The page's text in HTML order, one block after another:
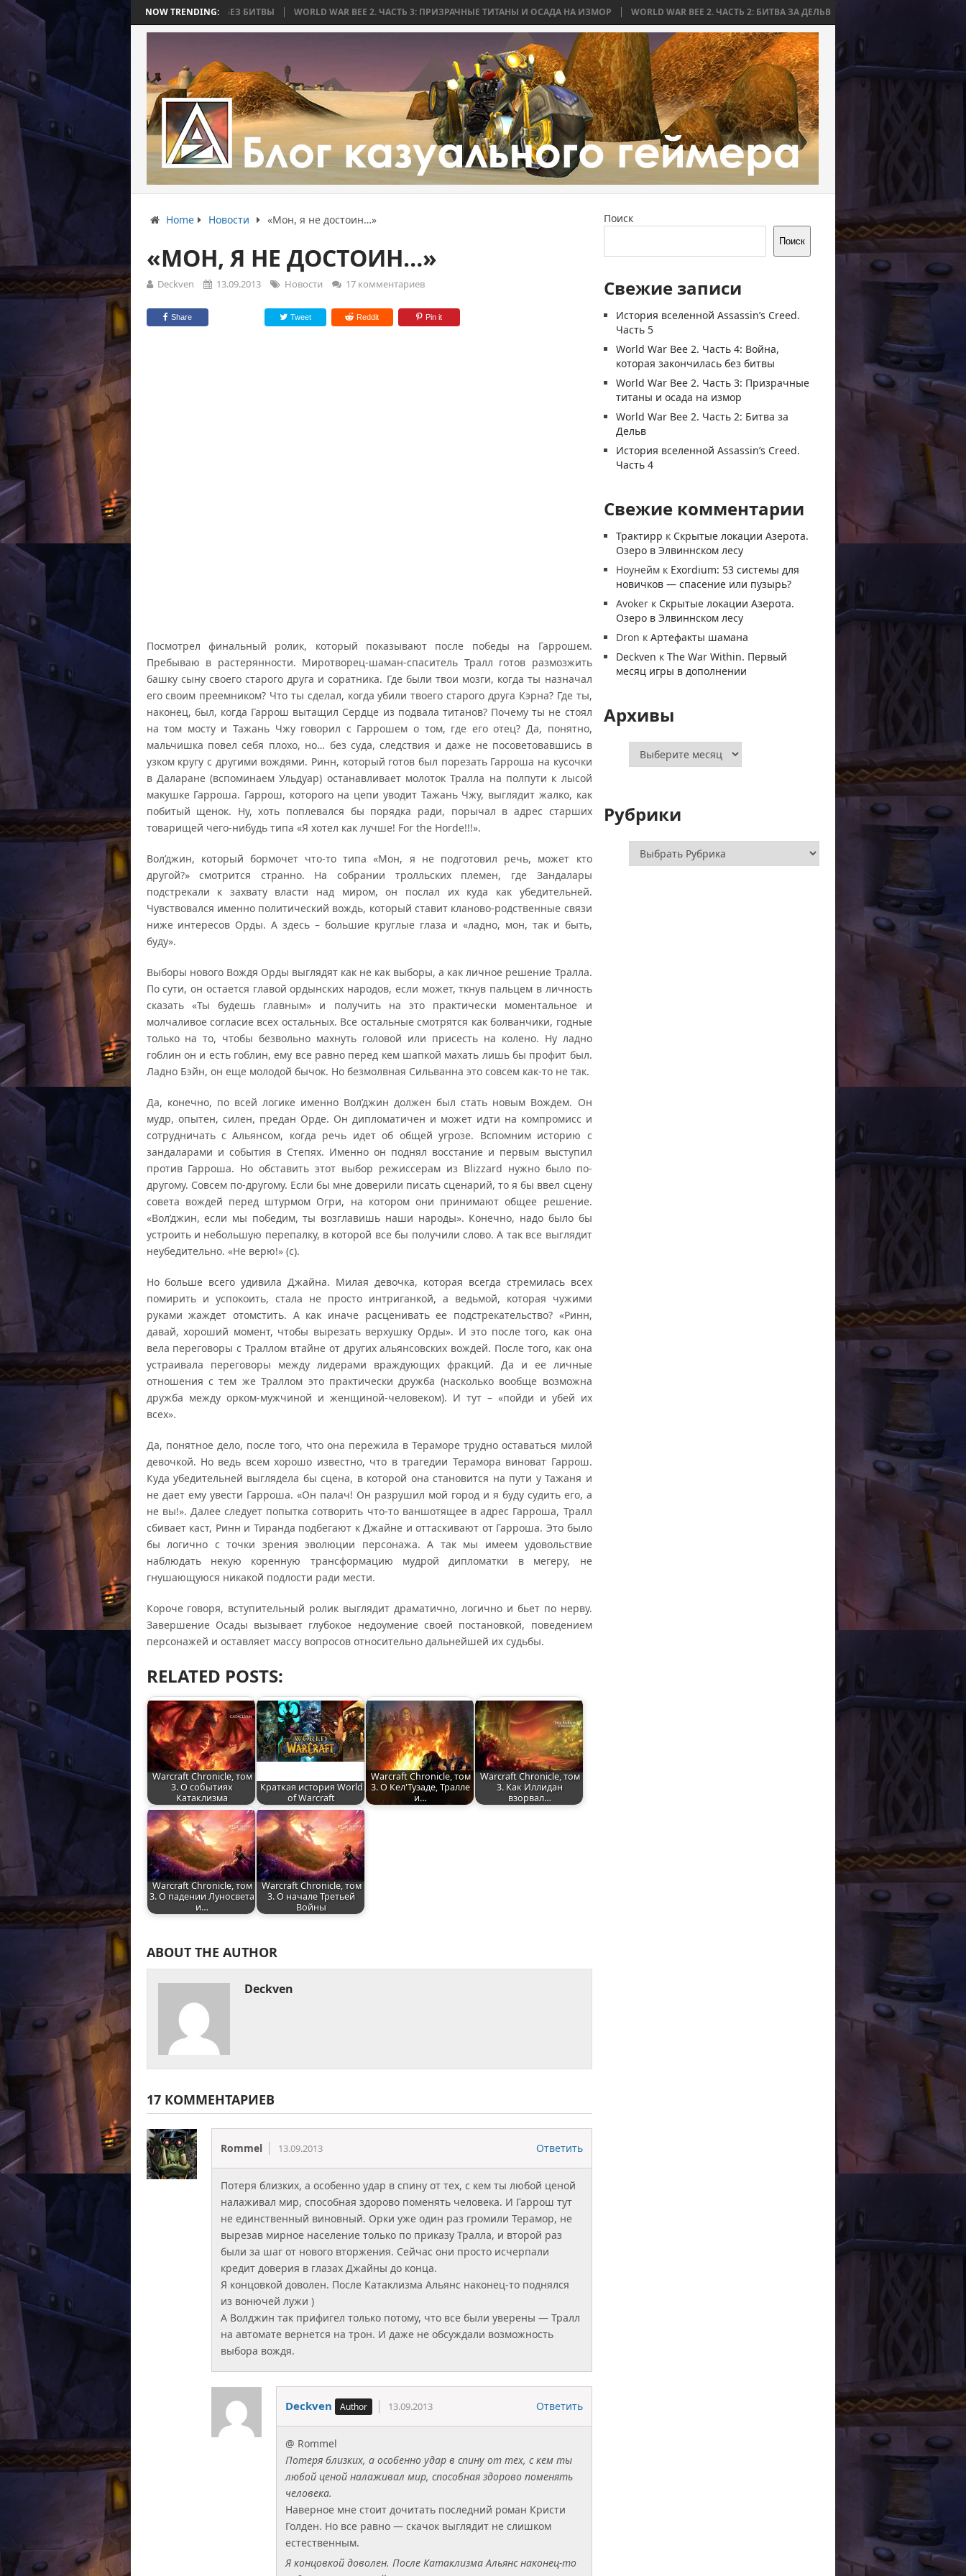
NOW TRENDING:
4: ВОЙНА, КОТОРАЯ ЗАКОНЧИЛАСЬ БЕЗ БИТВЫ WORLD WAR BEE 2. ЧАСТЬ 3: ПРИЗРАЧНЫЕ ТИТАНЫ И ОСАДА НА ИЗМОР WORLD WAR BEE 2. ЧАСТЬ 2: БИТВА ЗА ДЕЛЬВ WORLD WAR BEE 2. ЧАСТЬ 1:
Home Новости «Мон, я не достоин…»
«МОН, Я НЕ ДОСТОИН…»
Deckven 13.09.2013 Новости 17 комментариев
Share Tweet Reddit Pin it
Посмотрел финальный ролик, который показывают после победы на Гаррошем.
Пребываю в растерянности. Миротворец-шаман-спаситель Тралл готов размозжить
башку сыну своего старого друга и соратника. Где были твои мозги, когда ты назначал
его своим преемником? Что ты сделал, когда убили твоего старого друга Кэрна? Где ты,
наконец, был, когда Гаррош вытащил Сердце из подвала титанов? Почему ты не стоял
на том мосту и Тажань Чжу говорил с Гаррошем о том, где его отец? Да, понятно,
мальчишка повел себя плохо, но… без суда, следствия и даже не посоветовавшись в
узком кругу с другими вождями. Ринн, который готов был порезать Гарроша на кусочки
в Даларане (вспоминаем Ульдуар) останавливает молоток Тралла на полпути к лысой
макушке Гарроша. Гаррош, которого на цепи уводит Тажань Чжу, выглядит жалко, как
побитый щенок. Ну, хоть поплевался бы порядка ради, порычал в адрес старших
товарищей чего-нибудь типа «Я хотел как лучше! For the Horde!!!».
Вол’джин, который бормочет что-то типа «Мон, я не подготовил речь, может кто
другой?» смотрится странно. На собрании тролльских племен, где Зандалары
подстрекали к захвату власти над миром, он послал их куда как убедительней.
Чувствовался именно политический вождь, который ставит кланово-родственные связи
ниже интересов Орды. А здесь – большие круглые глаза и «ладно, мон, так и быть,
буду».
Выборы нового Вождя Орды выглядят как не как выборы, а как личное решение Тралла.
По сути, он остается главой ордынских народов, если может, ткнув пальцем в личность
сказать «Ты будешь главным» и получить на это практически моментальное и
молчаливое согласие всех остальных. Все остальные смотрятся как болванчики, годные
только на то, чтобы безвольно махнуть головой или присесть на колено. Ну ладно
гоблин он и есть гоблин, ему все равно перед кем шапкой махать лишь бы профит был.
Ладно Бэйн, он еще молодой бычок. Но безмолвная Сильванна это совсем как-то не так.
Да, конечно, по всей логике именно Вол’джин должен был стать новым Вождем. Он
мудр, опытен, силен, предан Орде. Он дипломатичен и может идти на компромисс и
сотрудничать с Альянсом, когда речь идет об общей угрозе. Вспомним историю с
зандаларами и события в Степях. Именно он поднял восстание и первым выступил
против Гарроша. Но обставить этот выбор режиссерам из Blizzard нужно было по-
другому. Совсем по-другому. Если бы мне доверили писать сценарий, то я бы ввел сцену
совета вождей перед штурмом Огри, на котором они принимают общее решение.
«Вол’джин, если мы победим, ты возглавишь наши народы». Конечно, надо было бы
устроить и небольшую перепалку, в которой все бы получили слово. А так все выглядит
неубедительно. «Не верю!» (с).
Но больше всего удивила Джайна. Милая девочка, которая всегда стремилась всех
помирить и успокоить, стала не просто интриганкой, а ведьмой, которая чужими
руками жаждет отомстить. А как иначе расценивать ее подстрекательство? «Ринн,
давай, хороший момент, чтобы вырезать верхушку Орды». И это после того, как она
вела переговоры с Траллом втайне от других альянсовских вождей. После того, как она
устраивала переговоры между лидерами враждующих фракций. Да и ее личные
отношения с тем же Траллом это практически дружба (насколько вообще возможна
дружба между орком-мужчиной и женщиной-человеком). И тут – «пойди и убей их
всех».
Да, понятное дело, после того, что она пережила в Тераморе трудно оставаться милой
девочкой. Но ведь всем хорошо известно, что в трагедии Терамора виноват Гаррош.
Куда убедительней выглядела бы сцена, в которой она становится на пути у Тажаня и
не дает ему увести Гарроша. «Он палач! Он разрушил мой город и я буду судить его, а
не вы!». Далее следует попытка сотворить что-то ваншотящее в адрес Гарроша, Тралл
сбивает каст, Ринн и Тиранда подбегают к Джайне и оттаскивают от Гарроша. Это было
бы логично с точки зрения эволюции персонажа. А так мы имеем удовольствие
наблюдать некую коренную трансформацию мудрой дипломатки в мегеру, не
гнушающуюся никакой подлости ради мести.
Короче говоря, вступительный ролик выглядит драматично, логично и бьет по нерву.
Завершение Осады вызывает глубокое недоумение своей постановкой, поведением
персонажей и оставляет массу вопросов относительно дальнейшей их судьбы.
RELATED POSTS:
Warcraft Chronicle, том
3. О событиях
Катаклизма
Краткая история World
of Warcraft
Warcraft Chronicle, том
3. О Кел'Тузаде, Тралле
и…
Warcraft Chronicle, том
3. Как Иллидан
взорвал…
Warcraft Chronicle, том
3. О падении Луносвета
и…
Warcraft Chronicle, том
3. О начале Третьей
Войны
ABOUT THE AUTHOR
Deckven
17 КОММЕНТАРИЕВ
Rommel 13.09.2013 Ответить
Потеря близких, а особенно удар в спину от тех, с кем ты любой ценой
налаживал мир, способная здорово поменять человека. И Гаррош тут
не единственный виновный. Орки уже один раз громили Терамор, не
вырезав мирное население только по приказу Тралла, и второй раз
были за шаг от нового вторжения. Сейчас они просто исчерпали
кредит доверия в глазах Джайны до конца.
Я концовкой доволен. После Катаклизма Альянс наконец-то поднялся
из вонючей лужи )
А Волджин так прифигел только потому, что все были уверены — Тралл
на автомате вернется на трон. И даже не обсуждали возможность
выбора вождя.
Deckven 13.09.2013 Ответить
@ Rommel
Потеря близких, а особенно удар в спину от тех, с кем ты
любой ценой налаживал мир, способная здорово поменять
человека.
Наверное мне стоит дочитать последний роман Кристи
Голден. Но все равно — скачок выглядит не слишком
естественным.
Я концовкой доволен. После Катаклизма Альянс наконец-то
Поиск
Поиск
Свежие записи
История вселенной Assassin’s Creed.
Часть 5
World War Bee 2. Часть 4: Война,
которая закончилась без битвы
World War Bee 2. Часть 3: Призрачные
титаны и осада на измор
World War Bee 2. Часть 2: Битва за
Дельв
История вселенной Assassin’s Creed.
Часть 4
Свежие комментарии
Трактирр к Скрытые локации Азерота.
Озеро в Элвиннском лесу
Ноунейм к Exordium: 53 системы для
новичков — спасение или пузырь?
Avoker к Скрытые локации Азерота.
Озеро в Элвиннском лесу
Dron кАртефакты шамана
Deckven кThe War Within. Первый
месяц игры в дополнении
Архивы
Архивы
Рубрики
Рубрики